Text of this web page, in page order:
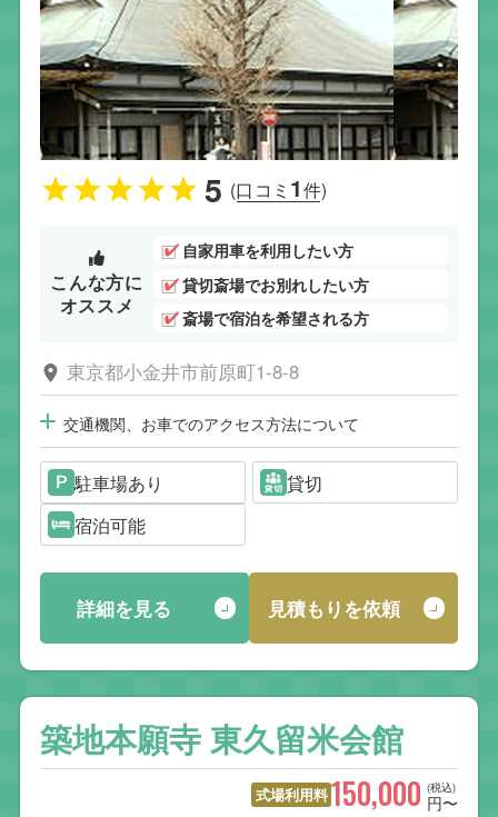
5 (口コミ 1件)
こんな方に
オススメ
自家用車を利用したい方
貸切斎場でお別れしたい方
斎場で宿泊を希望される方
東京都小金井市前原町1-8-8
交通機関、お車でのアクセス方法について
駐車場あり
貸切
宿泊可能
詳細を見る 見積もりを依頼
築地本願寺 東久留米会館
式場利用料 (税込)
150,000 円〜